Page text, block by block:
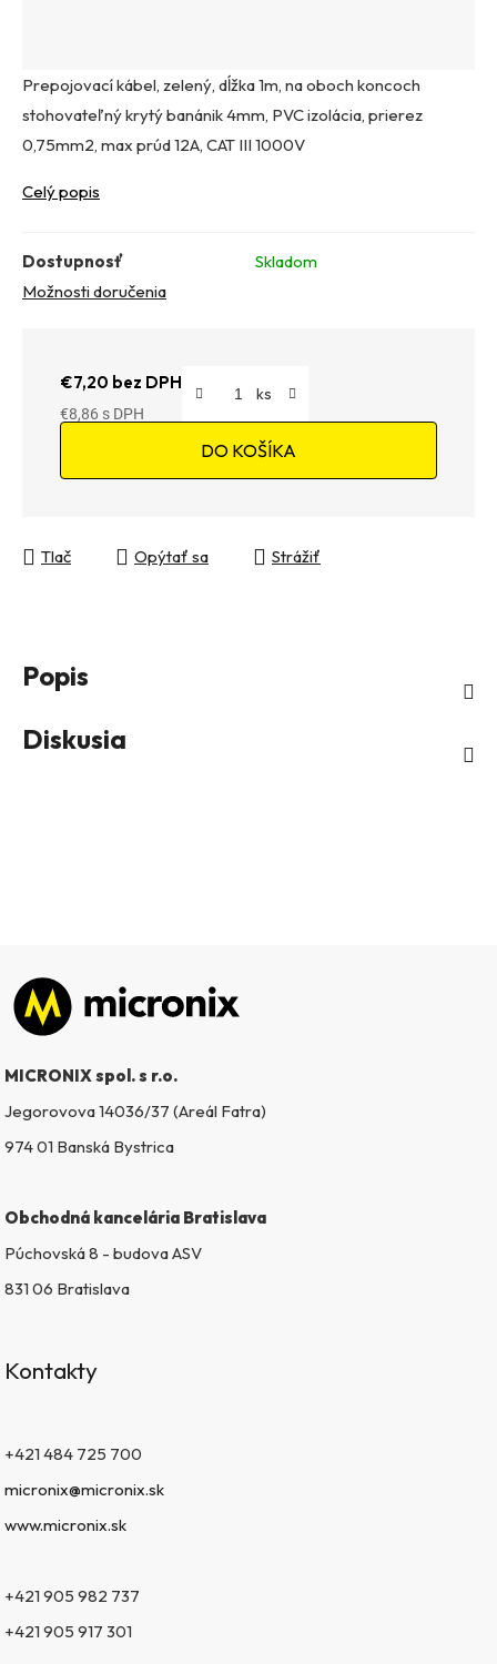
Prepojovací kábel, zelený, dĺžka 1m, na oboch koncoch
stohovateľný krytý banánik 4mm, PVC izolácia, prierez
0,75mm2, max prúd 12A, CAT III 1000V
Celý popis
Dostupnosť
Skladom
Možnosti doručenia
€7,20 bez DPH
€8,86
DO KOŠÍKA
Tlač Opýtať sa Strážiť
Popis
Diskusia
Zápätie
MICRONIX spol. s r.o.
Jegorovova 14036/37 (Areál Fatra)
974 01 Banská Bystrica
Obchodná kancelária Bratislava
Púchovská 8 - budova ASV
831 06 Bratislava
Kontakty
+421 484 725 700
micronix@micronix.sk
www.micronix.sk
+421 905 982 737
+421 905 917 301